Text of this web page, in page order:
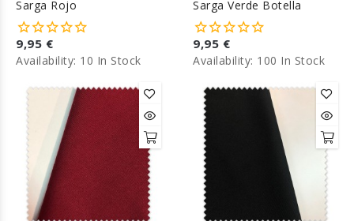
Sarga Rojo
9,95 €
Availability: 10 In Stock
Sarga Verde Botella
9,95 €
Availability: 100 In Stock